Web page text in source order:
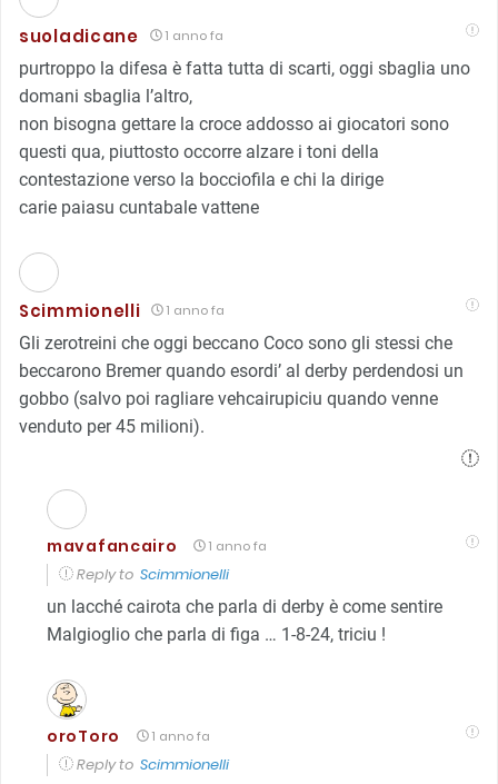
suoladicane 1 anno fa
purtroppo la difesa è fatta tutta di scarti, oggi sbaglia uno
domani sbaglia l’altro,
non bisogna gettare la croce addosso ai giocatori sono
questi qua, piuttosto occorre alzare i toni della
contestazione verso la bocciofila e chi la dirige
carie paiasu cuntabale vattene
Scimmionelli 1 anno fa
Gli zerotreini che oggi beccano Coco sono gli stessi che
beccarono Bremer quando esordi’ al derby perdendosi un
gobbo (salvo poi ragliare vehcairupiciu quando venne
venduto per 45 milioni).
mavafancairo 1 anno fa
Reply to Scimmionelli
un lacché cairota che parla di derby è come sentire
Malgioglio che parla di figa … 1-8-24, triciu !
oroToro 1 anno fa
Reply to Scimmionelli